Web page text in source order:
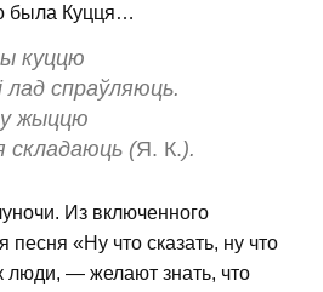
была Куцця…
куццю
лад спраўляюць.
жыццю
(Я. К.).
Из включенного
песня «Ну что сказать, ну что
люди, — желают знать, что